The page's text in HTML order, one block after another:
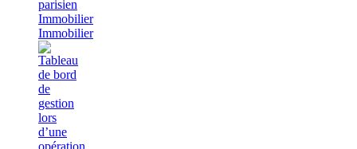
Immobilier
Immobilier